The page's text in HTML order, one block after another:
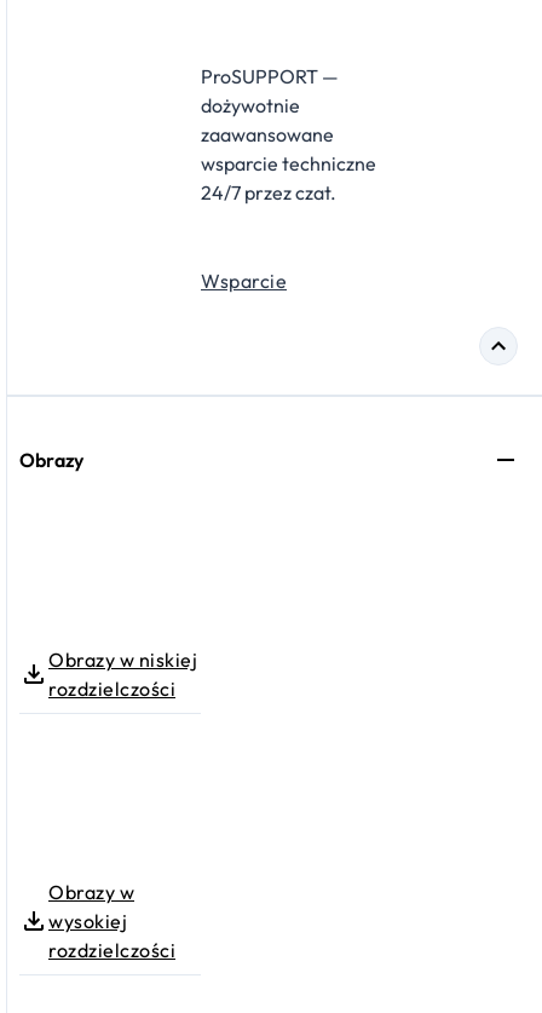
ProSUPPORT —
dożywotnie
zaawansowane
wsparcie techniczne
24/7 przez czat.
Wsparcie
Obrazy
Obrazy w niskiej
rozdzielczości
Obrazy w
wysokiej
rozdzielczości